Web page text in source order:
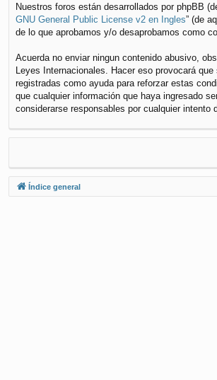
Nuestros foros están desarrollados por phpBB
GNU General Public License v2 en Ingles” (de
de lo que aprobamos y/o desaprobamos como
Acuerda no enviar ningun contenido abusivo,
Leyes Internacionales. Hacer eso provocará
registradas como ayuda para reforzar estas
que cualquier información que haya ingresado
considerarse responsables por cualquier intento
Índice general